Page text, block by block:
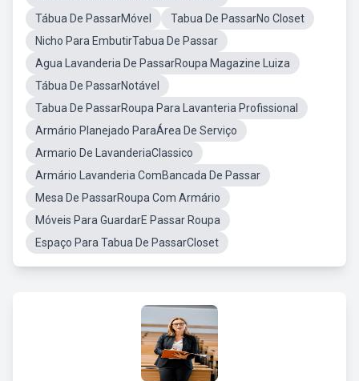
Tábua De PassarMóvel
Tabua De PassarNo Closet
Nicho Para EmbutirTabua De Passar
Agua Lavanderia De PassarRoupa Magazine Luiza
Tábua De PassarNotável
Tabua De PassarRoupa Para Lavanteria Profissional
Armário Planejado ParaÁrea De Serviço
Armario De LavanderiaClassico
Armário Lavanderia ComBancada De Passar
Mesa De PassarRoupa Com Armário
Móveis Para GuardarE Passar Roupa
Espaço Para Tabua De PassarCloset